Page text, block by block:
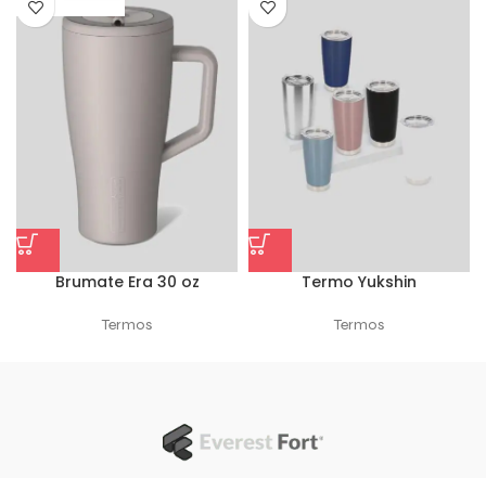
Brumate Era 30 oz
Termos
Termo Yukshin
Termos